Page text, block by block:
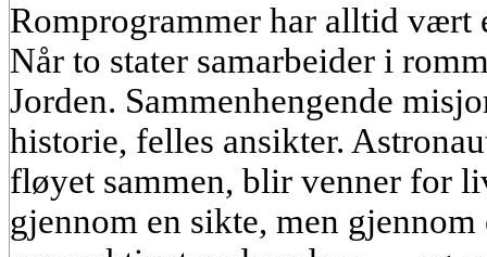
Romprogrammer har alltid
Når to stater samarbeider i
Jorden. Sammenhengende
historie, felles ansikter.
fløyet sammen, blir venner for
gjennom en sikte, men